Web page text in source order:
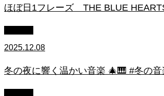
ほぼ日1フレーズ THE BLUE
2025.12.08
冬の夜に響く温かい音楽 🎄🎹 #冬の